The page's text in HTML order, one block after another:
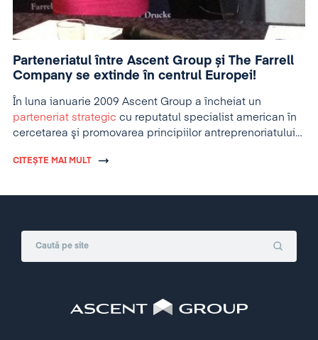
Parteneriatul între Ascent Group și The Farrell
Company se extinde în centrul Europei!
În luna ianuarie 2009 Ascent Group a încheiat un
parteneriat strategic cu reputatul specialist american în
cercetarea şi promovarea principiilor antreprenoriatului
acestui parteneriat Ascent Group urma să reprezinte
Serbia şi Republica Moldova pentru servicii de training şi
CITEȘTE MAI MULT